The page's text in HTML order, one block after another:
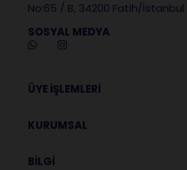
No:65 / B, 34200 Fatih/İstanbul
SOSYAL MEDYA
ÜYE İŞLEMLERİ
KURUMSAL
BİLGİ